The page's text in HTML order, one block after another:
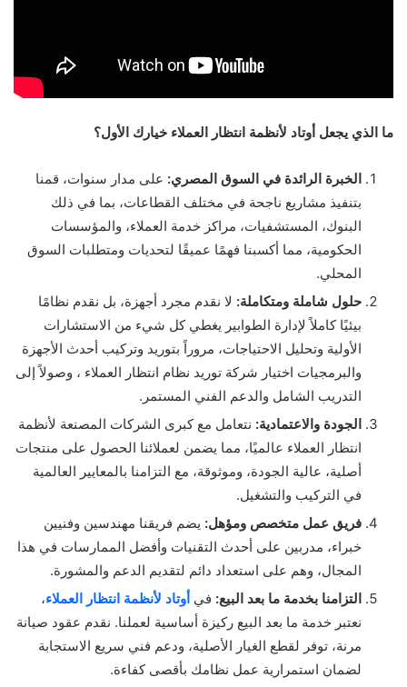
ما الذي يجعل أوتاد لأنظمة انتظار العملاء خيارك الأول؟
الخبرة الرائدة في السوق المصري: على مدار سنوات، قمنا
بتنفيذ مشاريع ناجحة في مختلف القطاعات، بما في ذلك
البنوك، المستشفيات، مراكز خدمة العملاء، والمؤسسات
الحكومية، مما أكسبنا فهمًا عميقًا لتحديات ومتطلبات السوق
المحلي.
حلول شاملة ومتكاملة: لا نقدم مجرد أجهزة، بل نقدم نظامًا
بيئيًا كاملاً لإدارة الطوابير يغطي كل شيء من الاستشارات
الأولية وتحليل الاحتياجات، مروراً بتوريد وتركيب أحدث الأجهزة
والبرمجيات اختيار شركة توريد نظام انتظار العملاء ، وصولاً إلى
التدريب الشامل والدعم الفني المستمر.
الجودة والاعتمادية: نتعامل مع كبرى الشركات المصنعة لأنظمة
انتظار العملاء عالميًا، مما يضمن لعملائنا الحصول على منتجات
أصلية، عالية الجودة، وموثوقة، مع التزامنا بالمعايير العالمية
في التركيب والتشغيل.
فريق عمل متخصص ومؤهل: يضم فريقنا مهندسين وفنيين
خبراء، مدربين على أحدث التقنيات وأفضل الممارسات في هذا
المجال، وهم على استعداد دائم لتقديم الدعم والمشورة.
التزامنا بخدمة ما بعد البيع: في أوتاد لأنظمة انتظار العملاء،
نعتبر خدمة ما بعد البيع ركيزة أساسية لعملنا. نقدم عقود صيانة
مرنة، توفر لقطع الغيار الأصلية، ودعم فني سريع الاستجابة
لضمان استمرارية عمل نظامك بأقصى كفاءة.